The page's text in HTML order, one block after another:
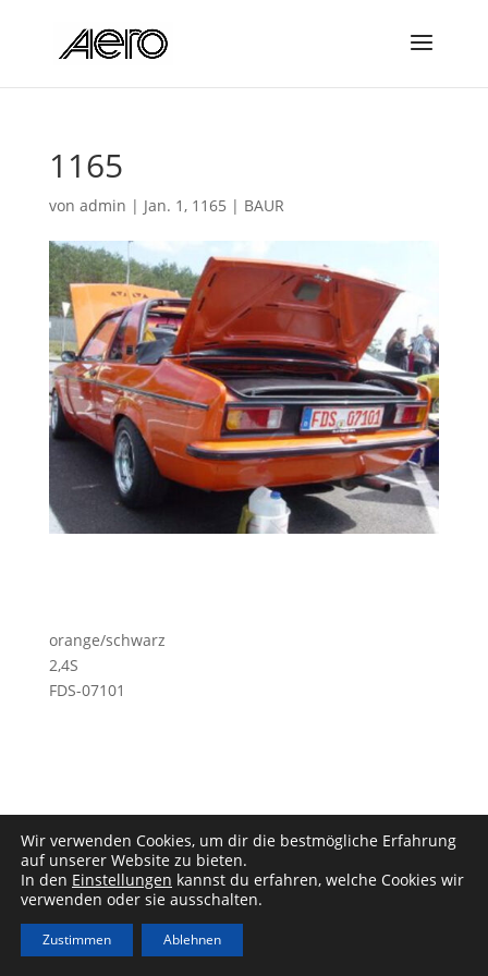
1165
von admin | Jan. 1, 1165 | BAUR
orange/schwarz
2,4S
FDS-07101
Impressum|Datenschutz
Wir verwenden Cookies, um dir die bestmögliche Erfahrung
auf unserer Website zu bieten.
In den Einstellungen kannst du erfahren, welche Cookies wir
verwenden oder sie ausschalten.
Zustimmen Ablehnen